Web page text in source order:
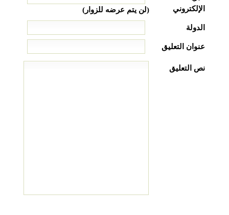
الإلكتروني
(لن يتم عرضه للزوار)
الدولة
عنوان التعليق
نص التعليق